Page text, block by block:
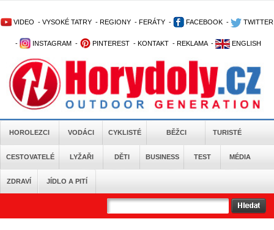
VIDEO - VYSOKÉ TATRY - REGIONY - FERÁTY - FACEBOOK - TWITTER
- INSTAGRAM - PINTEREST - KONTAKT - REKLAMA - ENGLISH
HOROLEZCI VODÁCI CYKLISTÉ BĚŽCI TURISTÉ
CESTOVATELÉ LYŽAŘI DĚTI BUSINESS TEST MÉDIA
ZDRAVÍ JÍDLO A PITÍ